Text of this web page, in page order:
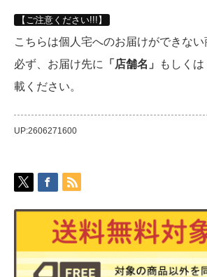
【ご注意ください!!!】
こちらは個人宅へのお届けができない
必ず、お届け先に
「店舗名」 もしくは
載ください。
UP:2606271600